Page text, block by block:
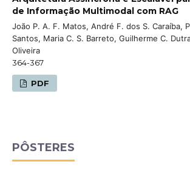
de Informação Multimodal com RAG
João P. A. F. Matos, André F. dos S. Caraíba,
Santos, Maria C. S. Barreto, Guilherme C.
Oliveira
364-367
PDF
PÔSTERES